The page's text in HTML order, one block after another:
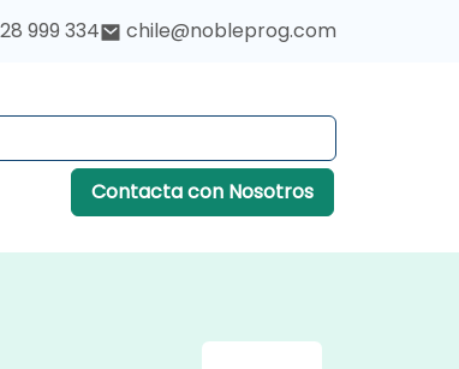
999 334 chile@nobleprog.com
Contacta con Nosotros